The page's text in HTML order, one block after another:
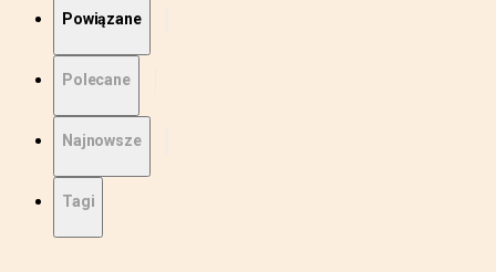
Powiązane
Polecane
Najnowsze
Tagi